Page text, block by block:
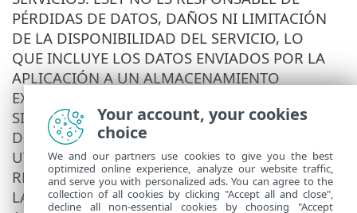
PÉRDIDAS DE DATOS, DAÑOS NI LIMITACIÓN
DE LA DISPONIBILIDAD DEL SERVICIO, LO
QUE INCLUYE LOS DATOS ENVIADOS POR LA
APLICACIÓN A UN ALMACENAMIENTO
EXTERNO A LOS EFECTOS DE
SINCRONIZACIÓN Y COPIA DE SEGURIDAD DE
DICHOS DATOS. QUE USTED CIFRE LOS DATOS
UTILIZANDO LA APLICACIÓN NO IMPLICA
RESPONSABILIDAD ALGUNA DE ESET SOBRE
LA SEGURIDAD DE DICHOS DATOS. USTED
Your account, your cookies
choice
We and our partners use cookies to give you the best
optimized online experience, analyze our website traffic,
and serve you with personalized ads. You can agree to the
collection of all cookies by clicking "Accept all and close",
decline all non-essential cookies by choosing "Accept